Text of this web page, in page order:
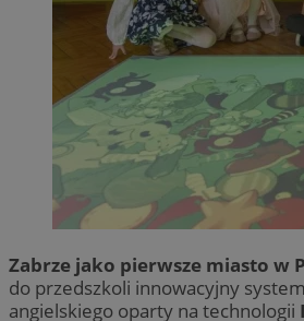
Zabrze jako pierwsze miasto w
do przedszkoli innowacyjny
angielskiego oparty na technologii